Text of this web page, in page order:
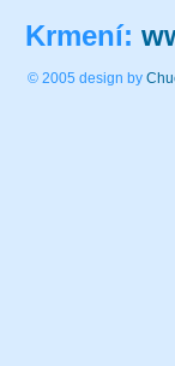
Krmení:
© 2005 design by